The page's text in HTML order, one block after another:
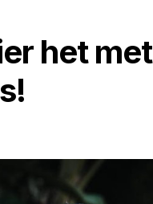
het met